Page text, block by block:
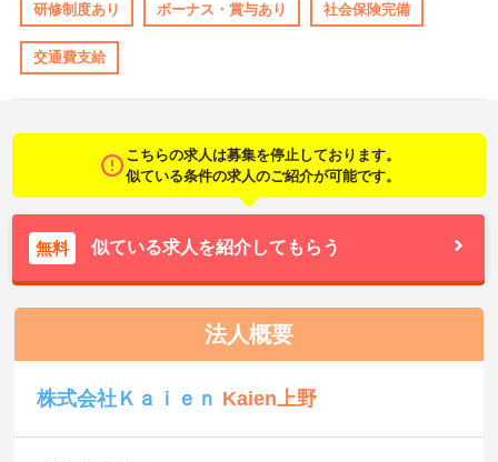
研修制度あり ボーナス・賞与あり 社会保険完備
交通費支給
こちらの求人は募集を停止しております。
似ている条件の求人のご紹介が可能です。
無料 似ている求人を紹介してもらう
法人概要
株式会社Ｋａｉｅｎ Kaien上野